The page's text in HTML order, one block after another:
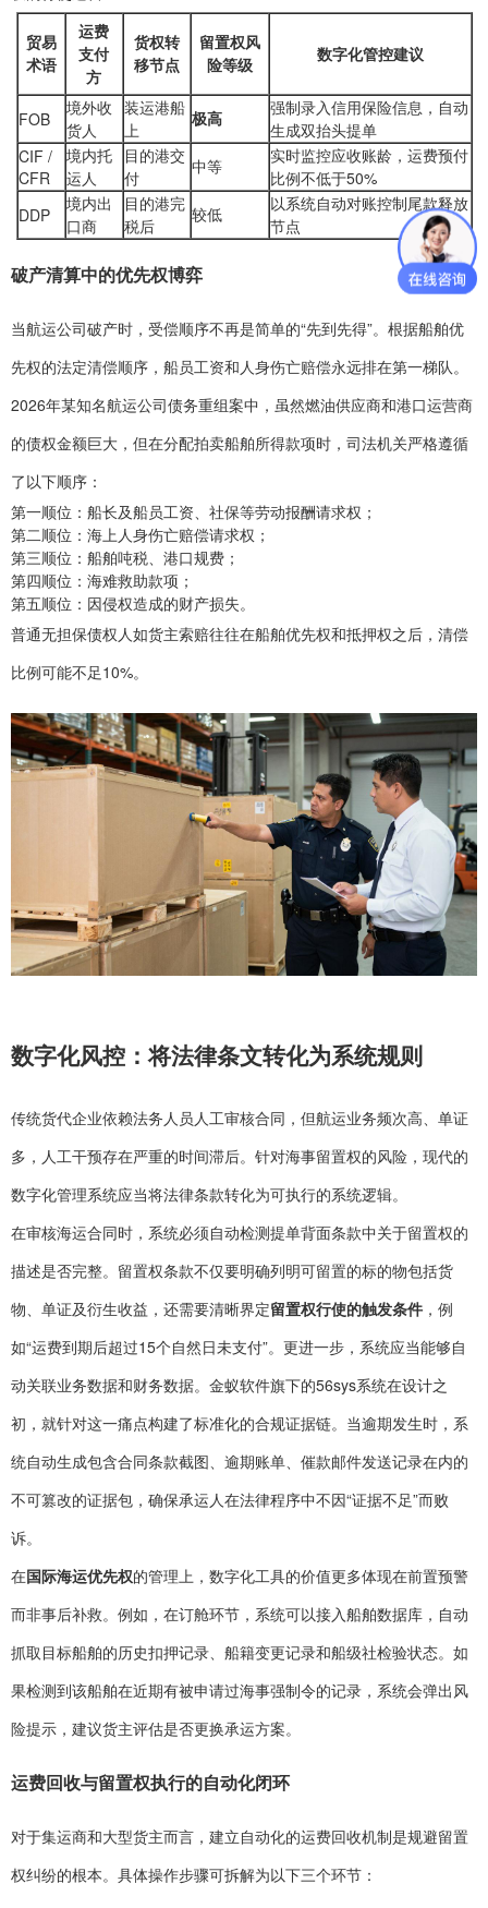
贸易
术语
运费
支付
方
货权转
移节点
留置权风
险等级
数字化管控建议
FOB
境外收
货人
装运港船
上
极高
强制录入信用保险信息，自动
生成双抬头提单
CIF /
CFR
境内托
运人
目的港交
付
中等
实时监控应收账龄，运费预付
比例不低于50%
DDP
境内出
口商
目的港完
税后
较低
以系统自动对账控制尾款释放
节点
破产清算中的优先权博弈
当航运公司破产时，受偿顺序不再是简单的“先到先得”。根据船舶优
先权的法定清偿顺序，船员工资和人身伤亡赔偿永远排在第一梯队。
2026年某知名航运公司债务重组案中，虽然燃油供应商和港口运营商
的债权金额巨大，但在分配拍卖船舶所得款项时，司法机关严格遵循
了以下顺序：
第一顺位：船长及船员工资、社保等劳动报酬请求权；
第二顺位：海上人身伤亡赔偿请求权；
第三顺位：船舶吨税、港口规费；
第四顺位：海难救助款项；
第五顺位：因侵权造成的财产损失。
普通无担保债权人如货主索赔往往在船舶优先权和抵押权之后，清偿
比例可能不足10%。
数字化风控：将法律条文转化为系统规则
传统货代企业依赖法务人员人工审核合同，但航运业务频次高、单证
多，人工干预存在严重的时间滞后。针对海事留置权的风险，现代的
数字化管理系统应当将法律条款转化为可执行的系统逻辑。
在审核海运合同时，系统必须自动检测提单背面条款中关于留置权的
描述是否完整。留置权条款不仅要明确列明可留置的标的物包括货
物、单证及衍生收益，还需要清晰界定留置权行使的触发条件 ，例
如“运费到期后超过15个自然日未支付”。更进一步，系统应当能够自
动关联业务数据和财务数据。金蚁软件旗下的56sys系统在设计之
初，就针对这一痛点构建了标准化的合规证据链。当逾期发生时，系
统自动生成包含合同条款截图、逾期账单、催款邮件发送记录在内的
不可篡改的证据包，确保承运人在法律程序中不因“证据不足”而败
诉。
在国际海运优先权的管理上，数字化工具的价值更多体现在前置预警
而非事后补救。例如，在订舱环节，系统可以接入船舶数据库，自动
抓取目标船舶的历史扣押记录、船籍变更记录和船级社检验状态。如
果检测到该船舶在近期有被申请过海事强制令的记录，系统会弹出风
险提示，建议货主评估是否更换承运方案。
运费回收与留置权执行的自动化闭环
对于集运商和大型货主而言，建立自动化的运费回收机制是规避留置
权纠纷的根本。具体操作步骤可拆解为以下三个环节：